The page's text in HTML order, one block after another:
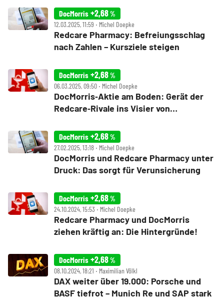
DocMorris +2,68%
12.03.2025, 11:59 ‧ Michel Doepke
Redcare Pharmacy: Befreiungsschlag
nach Zahlen – Kursziele steigen
DocMorris +2,68%
06.03.2025, 09:50 ‧ Michel Doepke
DocMorris‑Aktie am Boden: Gerät der
Redcare‑Rivale ins Visier von
DocMorris +2,68%
27.02.2025, 13:18 ‧ Michel Doepke
DocMorris und Redcare Pharmacy unter
Druck: Das sorgt für Verunsicherung
DocMorris +2,68%
24.10.2024, 15:53 ‧ Michel Doepke
Redcare Pharmacy und DocMorris
ziehen kräftig an: Die Hintergründe!
DocMorris +2,68%
08.10.2024, 18:21 ‧ Maximilian Völkl
DAX weiter über 19.000: Porsche und
BASF tiefrot – Munich Re und SAP stark